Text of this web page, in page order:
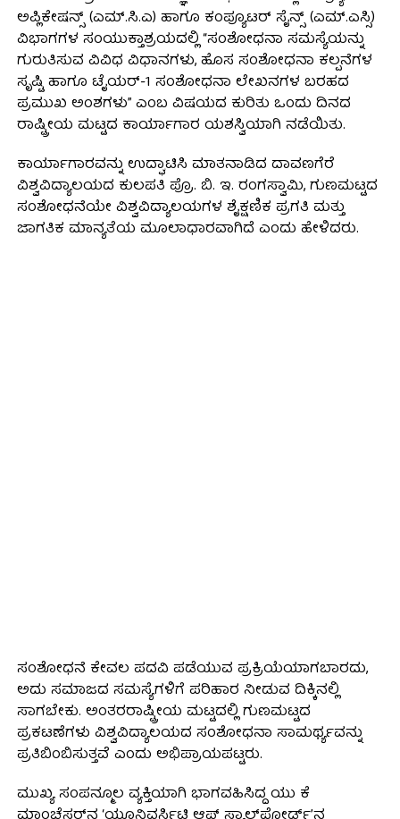
ಅಪ್ಲಿಕೇಷನ್ಸ್ (ಎಮ್.ಸಿ.ಎ) ಹಾಗೂ ಕಂಪ್ಯೂಟರ್ ಸೈನ್ಸ್ (ಎಮ್.ಎಸ್ಸಿ)
ವಿಭಾಗಗಳ ಸಂಯುಕ್ತಾಶ್ರಯದಲ್ಲಿ “ಸಂಶೋಧನಾ ಸಮಸ್ಯೆಯನ್ನು
ಗುರುತಿಸುವ ವಿವಿಧ ವಿಧಾನಗಳು, ಹೊಸ ಸಂಶೋಧನಾ ಕಲ್ಪನೆಗಳ
ಸೃಷ್ಟಿ ಹಾಗೂ ಟೈಯರ್-1 ಸಂಶೋಧನಾ ಲೇಖನಗಳ ಬರಹದ
ಪ್ರಮುಖ ಅಂಶಗಳು” ಎಂಬ ವಿಷಯದ ಕುರಿತು ಒಂದು ದಿನದ
ರಾಷ್ಟ್ರೀಯ ಮಟ್ಟದ ಕಾರ್ಯಾಗಾರ ಯಶಸ್ವಿಯಾಗಿ ನಡೆಯಿತು.
ಕಾರ್ಯಾಗಾರವನ್ನು ಉದ್ಘಾಟಿಸಿ ಮಾತನಾಡಿದ ದಾವಣಗೆರೆ
ವಿಶ್ವವಿದ್ಯಾಲಯದ ಕುಲಪತಿ ಪ್ರೊ. ಬಿ. ಇ. ರಂಗಸ್ವಾಮಿ, ಗುಣಮಟ್ಟದ
ಸಂಶೋಧನೆಯೇ ವಿಶ್ವವಿದ್ಯಾಲಯಗಳ ಶೈಕ್ಷಣಿಕ ಪ್ರಗತಿ ಮತ್ತು
ಜಾಗತಿಕ ಮಾನ್ಯತೆಯ ಮೂಲಾಧಾರವಾಗಿದೆ ಎಂದು ಹೇಳಿದರು.
ಸಂಶೋಧನೆ ಕೇವಲ ಪದವಿ ಪಡೆಯುವ ಪ್ರಕ್ರಿಯೆಯಾಗಬಾರದು,
ಅದು ಸಮಾಜದ ಸಮಸ್ಯೆಗಳಿಗೆ ಪರಿಹಾರ ನೀಡುವ ದಿಕ್ಕಿನಲ್ಲಿ
ಸಾಗಬೇಕು. ಅಂತರರಾಷ್ಟ್ರೀಯ ಮಟ್ಟದಲ್ಲಿ ಗುಣಮಟ್ಟದ
ಪ್ರಕಟಣೆಗಳು ವಿಶ್ವವಿದ್ಯಾಲಯದ ಸಂಶೋಧನಾ ಸಾಮರ್ಥ್ಯವನ್ನು
ಪ್ರತಿಬಿಂಬಿಸುತ್ತವೆ ಎಂದು ಅಭಿಪ್ರಾಯಪಟ್ಟರು.
ಮುಖ್ಯ ಸಂಪನ್ಮೂಲ ವ್ಯಕ್ತಿಯಾಗಿ ಭಾಗವಹಿಸಿದ್ದ ಯು ಕೆ